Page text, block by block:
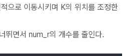
으로 이동시키며 K의 위치를 조정한
뛰면서 num_r의 개수를 줄인다.